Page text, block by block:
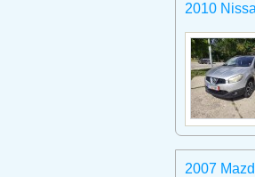
2010
2007